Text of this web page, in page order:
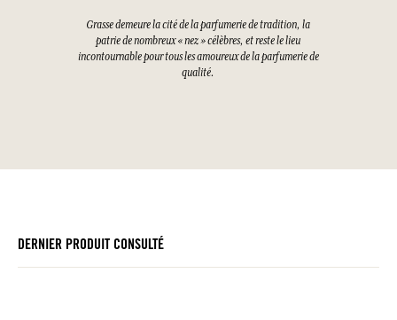
Grasse demeure la cité de la parfumerie de tradition, la
patrie de nombreux « nez » célèbres, et reste le lieu
incontournable pour tous les amoureux de la parfumerie de
qualité.
DERNIER PRODUIT CONSULTÉ